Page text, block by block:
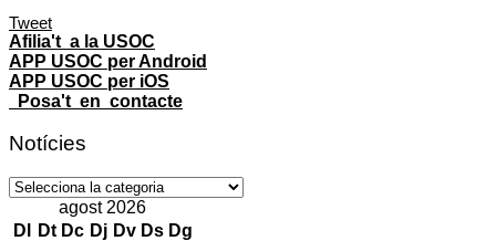
Tweet
Afilia't a la USOC
APP USOC per Android
APP USOC per iOS
Posa't en contacte
Notícies
Notícies
agost 2026
Dl
Dt Dc Dj Dv Ds Dg